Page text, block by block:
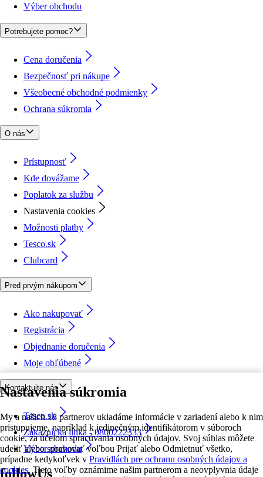
Nastavenia súkromia
My a našich 18 partnerov ukladáme informácie v zariadení alebo k nim
pristupujeme, napríklad k jedinečným identifikátorom v súboroch
cookie, za účelom spracúvania osobných údajov. Svoj súhlas môžete
udeliť alebo spravovať voľbou Prijať alebo Odmietnuť všetko,
prípadne kedykoľvek v Pravidlách pre ochranu osobných údajov a
cookies. Tieto voľby oznámime našim partnerom a neovplyvnia údaje
Výber obchodu
Potrebujete pomoc?
Cena doručenia
Bezpečnosť pri nákupe
Všeobecné obchodné podmienky
Ochrana súkromia
O nás
Prístupnosť
Kde dovážame
Poplatok za službu
Nastavenia cookies
Možnosti platby
Tesco.sk
Clubcard
Pred prvým nákupom
Ako nakupovať
Registrácia
Objednanie doručenia
Moje obľúbené
Kontaktujte nás
Tesco.sk
Zákaznícka linka - 0800222333
Výber obchodu
followUs